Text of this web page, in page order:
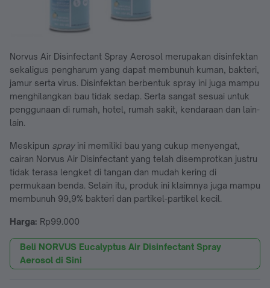
Norvus Air Disinfectant Spray Aerosol merupakan disinfektan
sekaligus pengharum yang dapat membunuh kuman, bakteri,
jamur serta virus. Disinfektan berbentuk spray ini juga mampu
menghilangkan bau tidak sedap. Serta sangat sesuai untuk
penggunaan di rumah, hotel, rumah sakit, kendaraan dan lain-
lain.
Meskipun spray ini memiliki bau yang cukup menyengat,
cairan Norvus Air Disinfectant yang telah disemprotkan justru
tidak terasa lengket di tangan dan mudah kering di
permukaan benda. Selain itu, produk ini klaimnya juga mampu
membunuh 99,9% bakteri dan partikel-partikel kecil.
Harga: Rp99.000
Beli NORVUS Eucalyptus Air Disinfectant Spray
Aerosol di Sini